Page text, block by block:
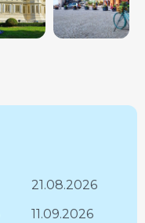
21.08.2026
11.09.2026